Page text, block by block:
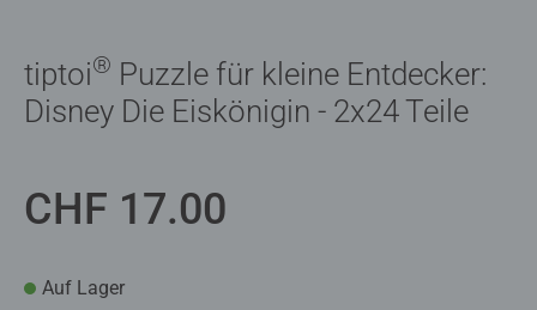
tiptoi® Puzzle für kleine Entdecker:
Disney Die Eiskönigin - 2x24 Teile
CHF 17.00
Auf Lager